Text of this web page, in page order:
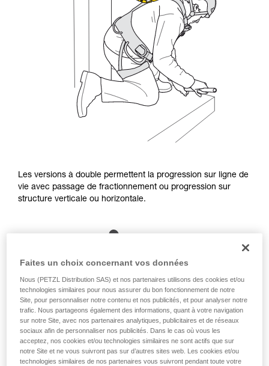
Les versions à double permettent la progression sur ligne de
vie avec passage de fractionnement ou progression sur
structure verticale ou horizontale.
Faites un choix concernant vos données
Nous (PETZL Distribution SAS) et nos partenaires utilisons des cookies et/ou
technologies similaires pour nous assurer du bon fonctionnement de notre
Site, pour personnaliser notre contenu et nos publicités, et pour analyser notre
trafic. Nous partageons également des informations, quant à votre navigation
sur notre Site, avec nos partenaires analytiques, publicitaires et de réseaux
sociaux afin de personnaliser nos publicités. Dans le cas où vous les
acceptez, nos cookies et/ou technologies similaires ne sont actifs que sur
notre Site et ne vous suivront pas sur d’autres sites web. Les cookies et/ou
technologies similaires de nos partenaires vous suivront pendant toute votre